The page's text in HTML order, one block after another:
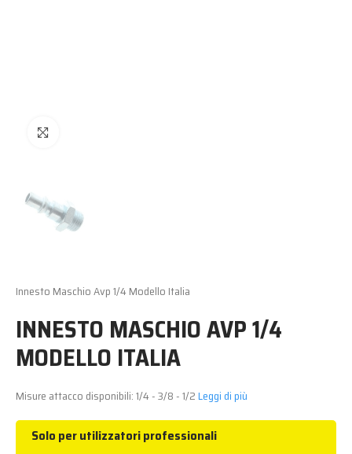
Innesto Maschio Avp 1/4 Modello Italia
INNESTO MASCHIO AVP 1/4
MODELLO ITALIA
Misure attacco disponibili: 1/4 - 3/8 - 1/2Leggi di più
Solo per utilizzatori professionali